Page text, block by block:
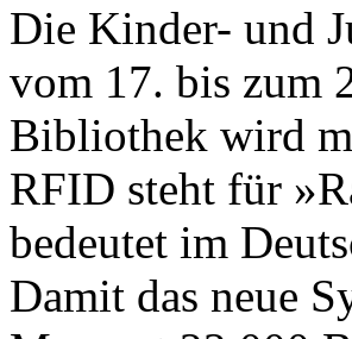
Die Kinder- und
vom 17. bis zum
Bibliothek wird
RFID steht für
bedeutet im
Damit das neue